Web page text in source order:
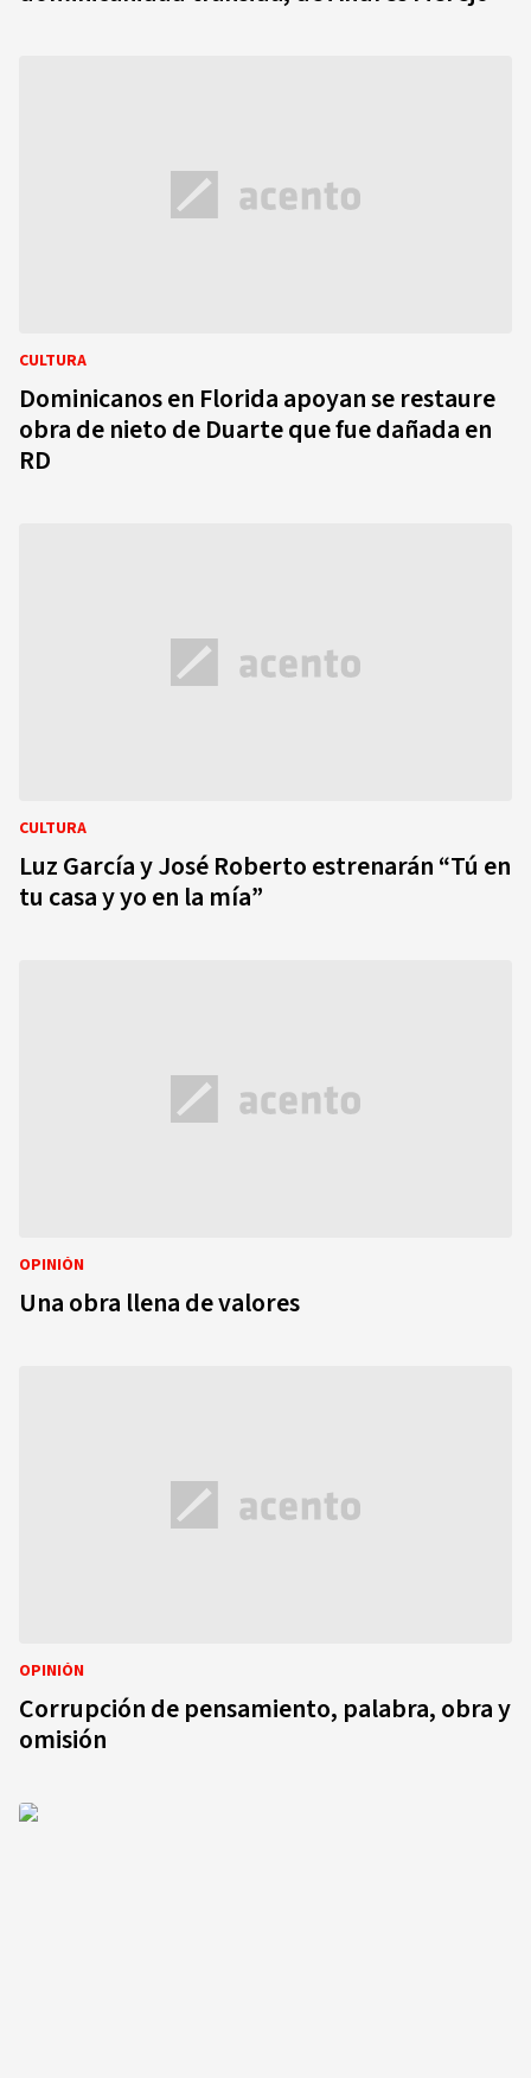
CULTURA
Dominicanos en Florida apoyan se restaure
obra de nieto de Duarte que fue dañada en
RD
CULTURA
Luz García y José Roberto estrenarán “Tú en
tu casa y yo en la mía”
OPINIÓN
Una obra llena de valores
OPINIÓN
Corrupción de pensamiento, palabra, obra y
omisión